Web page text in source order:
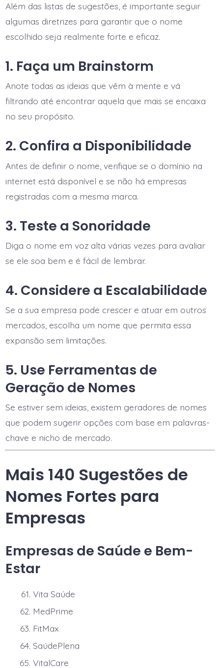
Além das listas de sugestões, é importante seguir
algumas diretrizes para garantir que o nome
escolhido seja realmente forte e eficaz.
1. Faça um Brainstorm
Anote todas as ideias que vêm à mente e vá
filtrando até encontrar aquela que mais se encaixa
no seu propósito.
2. Confira a Disponibilidade
Antes de definir o nome, verifique se o domínio na
internet está disponível e se não há empresas
registradas com a mesma marca.
3. Teste a Sonoridade
Diga o nome em voz alta várias vezes para avaliar
se ele soa bem e é fácil de lembrar.
4. Considere a Escalabilidade
Se a sua empresa pode crescer e atuar em outros
mercados, escolha um nome que permita essa
expansão sem limitações.
5. Use Ferramentas de
Geração de Nomes
Se estiver sem ideias, existem geradores de nomes
que podem sugerir opções com base em palavras-
chave e nicho de mercado.
Mais 140 Sugestões de
Nomes Fortes para
Empresas
Empresas de Saúde e Bem-
Estar
Vita Saúde
MedPrime
FitMax
SaúdePlena
VitalCare